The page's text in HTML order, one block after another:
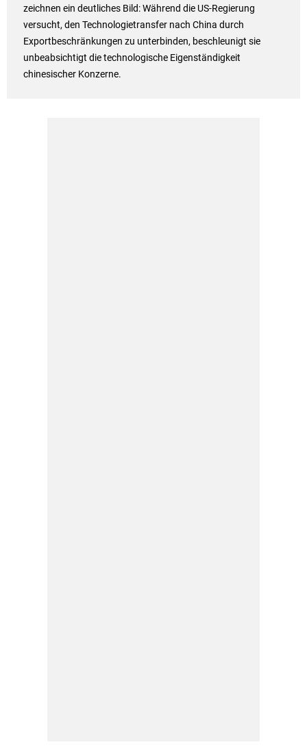
zeichnen ein deutliches Bild: Während die US-Regierung
versucht, den Technologietransfer nach China durch
Exportbeschränkungen zu unterbinden, beschleunigt sie
unbeabsichtigt die technologische Eigenständigkeit
chinesischer Konzerne.